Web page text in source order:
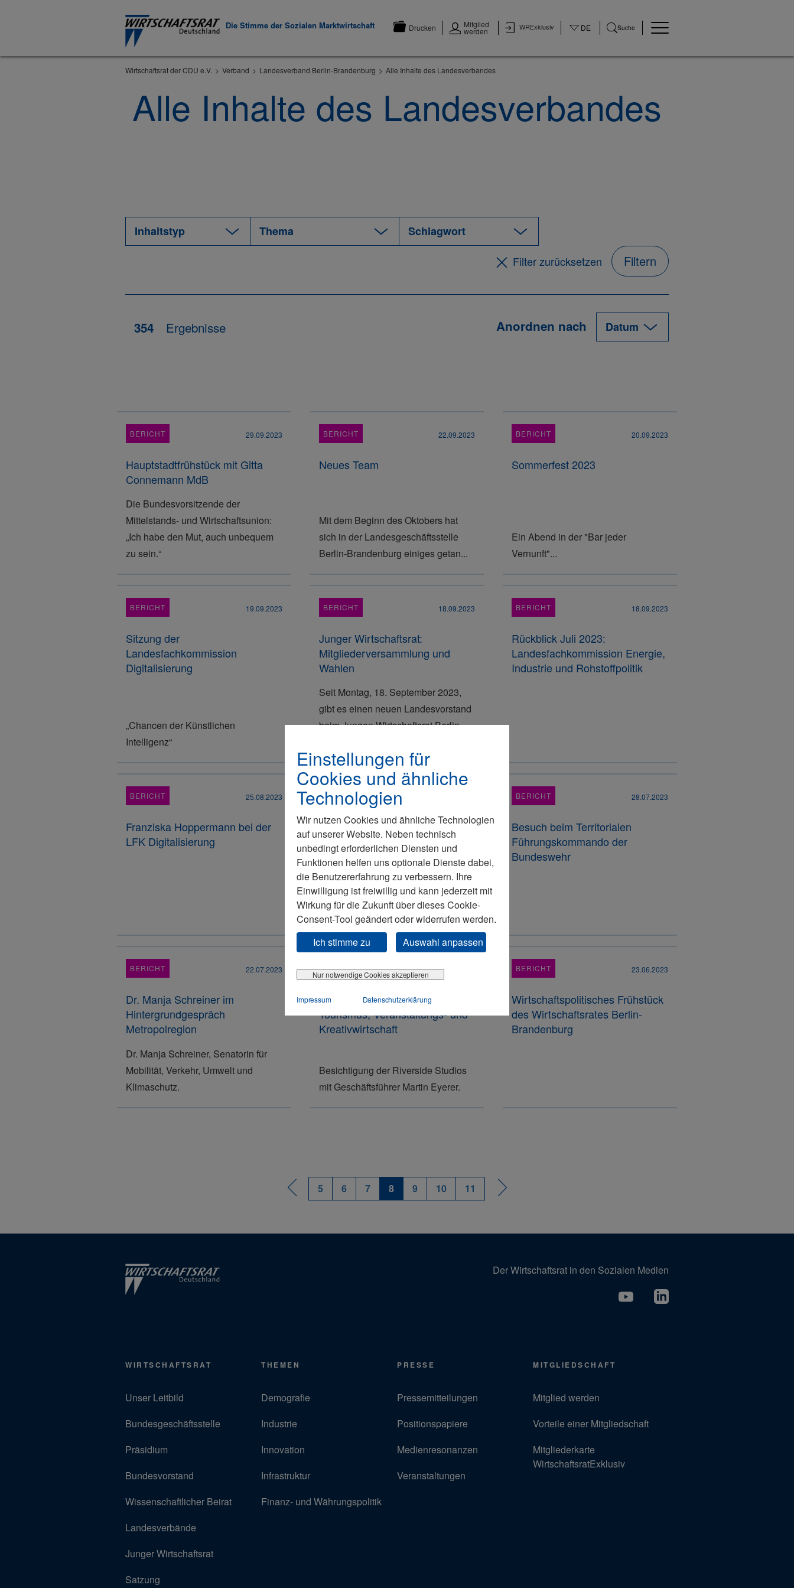
Einstellungen für
Cookies und ähnliche
Technologien
Wir nutzen Cookies und ähnliche Technologien
auf unserer Website. Neben technisch
unbedingt erforderlichen Diensten und
Funktionen helfen uns optionale Dienste dabei,
die Benutzererfahrung zu verbessern. Ihre
Einwilligung ist freiwillig und kann jederzeit mit
Wirkung für die Zukunft über dieses Cookie-
Consent-Tool geändert oder widerrufen werden.
Ich stimme zu
Auswahl anpassen
Nur notwendige Cookies akzeptieren
Impressum Datenschutzerklärung
Die Stimme der Sozialen Marktwirtschaft Drucken Mitglied
werden WRExklusiv DE Suche
Wirtschaftsrat der CDU e.V. Verband Landesverband Berlin-Brandenburg Alle Inhalte des Landesverbandes
Alle Inhalte des Landesverbandes
Filter zurücksetzen Filtern
354 Ergebnisse Anordnen nach
BERICHT 29.09.2023
Hauptstadtfrühstück mit Gitta
Connemann MdB
Die Bundesvorsitzende der
Mittelstands- und Wirtschaftsunion:
„Ich habe den Mut, auch unbequem
zu sein.“
BERICHT 22.09.2023
Neues Team
Mit dem Beginn des Oktobers hat
sich in der Landesgeschäftsstelle
Berlin-Brandenburg einiges getan...
BERICHT 20.09.2023
Sommerfest 2023
Ein Abend in der "Bar jeder
Vernunft"...
BERICHT 19.09.2023
Sitzung der
Landesfachkommission
Digitalisierung
„Chancen der Künstlichen
Intelligenz“
BERICHT 18.09.2023
Junger Wirtschaftsrat:
Mitgliederversammlung und
Wahlen
Seit Montag, 18. September 2023,
gibt es einen neuen Landesvorstand
beim Jungen Wirtschaftsrat Berlin-
BERICHT 18.09.2023
Rückblick Juli 2023:
Landesfachkommission Energie,
Industrie und Rohstoffpolitik
BERICHT 25.08.2023
Franziska Hoppermann bei der
LFK Digitalisierung
BERICHT
Wirtschaftspolitisches Frühstück
im Capital Club
Dr. Christoph Ploß mit klarem
Bekenntnis zur sozialen
Marktwirtschaft.
BERICHT 28.07.2023
Besuch beim Territorialen
Führungskommando der
Bundeswehr
BERICHT 22.07.2023
Dr. Manja Schreiner im
Hintergrundgespräch
Metropolregion
Dr. Manja Schreiner, Senatorin für
Mobilität, Verkehr, Umwelt und
Klimaschutz.
BERICHT 23.06.2023
Landesfachkommission
Tourismus, Veranstaltungs- und
Kreativwirtschaft
Besichtigung der Riverside Studios
mit Geschäftsführer Martin Eyerer.
BERICHT 23.06.2023
Wirtschaftspolitisches Frühstück
des Wirtschaftsrates Berlin-
Brandenburg
5 6 7 8 9 10 11
Der Wirtschaftsrat in den Sozialen Medien
WIRTSCHAFTSRAT
Unser Leitbild
Bundesgeschäftsstelle
Präsidium
Bundesvorstand
Wissenschaftlicher Beirat
Landesverbände
Junger Wirtschaftsrat
Satzung
THEMEN
Demografie
Industrie
Innovation
Infrastruktur
Finanz- und Währungspolitik
PRESSE
Pressemitteilungen
Positionspapiere
Medienresonanzen
Veranstaltungen
MITGLIEDSCHAFT
Mitglied werden
Vorteile einer Mitgliedschaft
Mitgliederkarte
WirtschaftsratExklusiv